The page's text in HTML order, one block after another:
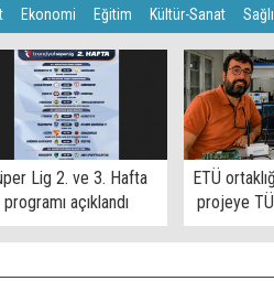
Ekonomi Eğitim Kültür-Sanat
Lig 2. ve 3. Hafta
programı açıklandı
ETÜ
projeye